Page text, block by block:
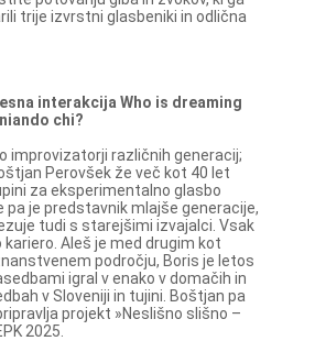
trije izvrstni glasbeniki in odlična
interakcija Who is dreaming
chi?
improvizatorji različnih generacij;
Perovšek že več kot 40 let
za eksperimentalno glasbo
pa je predstavnik mlajše generacije,
tudi s starejšimi izvajalci. Vsak
Aleš je med drugim kot
področju, Boris je letos
igral v enako v domačih in
v Sloveniji in tujini. Boštjan pa
projekt »Neslišno slišno –
2025.